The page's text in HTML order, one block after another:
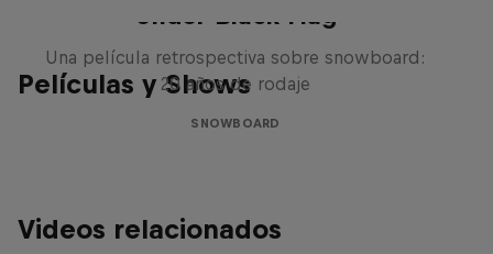
Películas y Shows
Under Black Flag
Una película retrospectiva sobre snowboard:
20 años de rodaje
SNOWBOARD
Videos relacionados